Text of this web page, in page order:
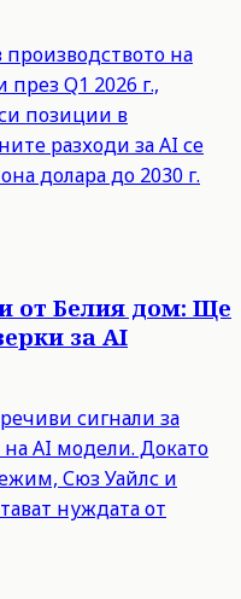
на
Q1 2026 г.,
позиции в
разходи за AI се
долара до 2030 г.
от Белия дом: Ще
за AI
сигнали за
AI модели. Докато
Сюз Уайлс и
нуждата от